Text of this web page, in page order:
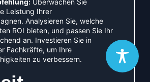
Leistung Ihrer
Analysieren Sie, welche
ROI bieten, und passen Sie Ihr
an. Investieren Sie in
Fachkräfte, um Ihre
zu verbessern.